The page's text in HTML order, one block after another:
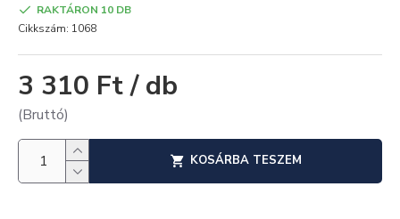
3 310 Ft / db
(Bruttó)
RAKTÁRON 10 DB
Cikkszám: 1068
KOSÁRBA TESZEM